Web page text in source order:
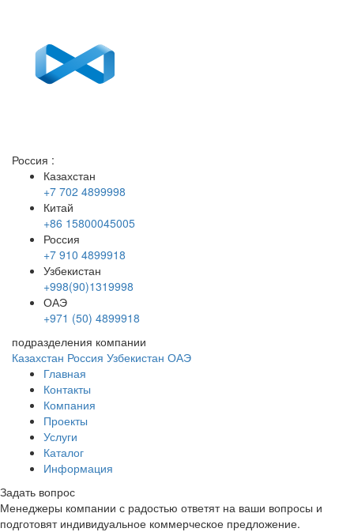
Россия :
Казахстан
+7 702 4899998
Китай
+86 15800045005
Россия
+7 910 4899918
Узбекистан
+998(90)1319998
ОАЭ
+971 (50) 4899918
подразделения компании
Казахстан Россия Узбекистан ОАЭ
Главная
Контакты
Компания
Проекты
Услуги
Каталог
Информация
Задать вопрос
Менеджеры компании с радостью ответят на ваши вопросы и
подготовят индивидуальное коммерческое предложение.